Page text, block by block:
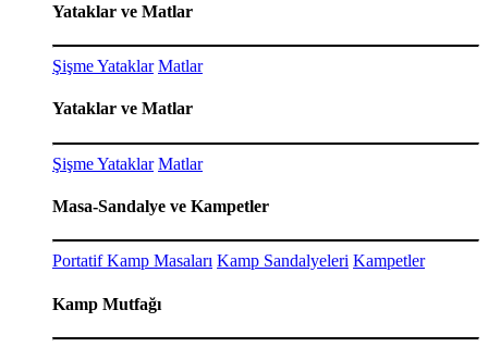
Yataklar ve Matlar
Şişme Yataklar Matlar
Yataklar ve Matlar
Şişme Yataklar Matlar
Masa-Sandalye ve Kampetler
Portatif Kamp Masaları Kamp Sandalyeleri Kampetler
Kamp Mutfağı